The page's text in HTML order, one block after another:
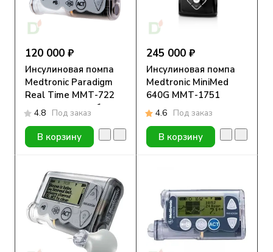
120 000 ₽
Инсулиновая помпа
Medtronic Paradigm
Real Time ММТ-722
по программе обмена
4.8 Под заказ
В корзину
245 000 ₽
Инсулиновая помпа
Medtronic MiniMed
640G ММТ-1751
4.6 Под заказ
В корзину